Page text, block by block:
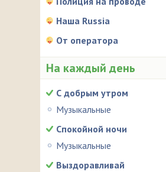
Наша Russia
От оператора
На каждый день
С добрым утром
Музыкальные
Спокойной ночи
Музыкальные
Выздоравливай